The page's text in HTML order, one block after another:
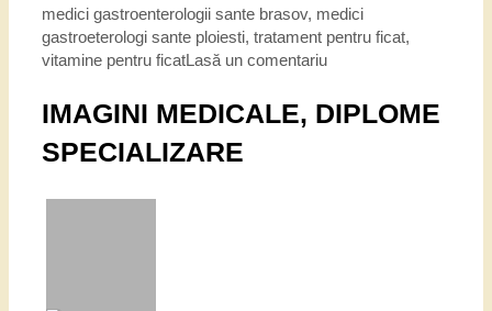
medici gastroenterologii sante brasov, medici
gastroeterologi sante ploiesti, tratament pentru ficat,
vitamine pentru ficatLasă un comentariu
IMAGINI MEDICALE, DIPLOME
SPECIALIZARE